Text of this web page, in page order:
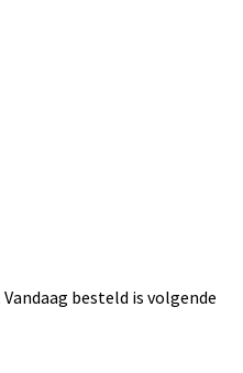
besteld is volgende